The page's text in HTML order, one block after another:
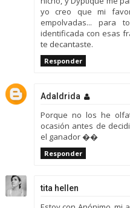
yo creo que mi
empolvadas... para
identificada con esas
te decantaste.
Responder
Adaldrida
Porque no los he
ocasión antes de
el ganador ��
Responder
tita hellen